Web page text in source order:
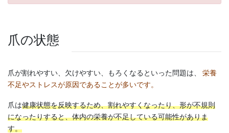
爪の状態
爪が割れやすい、欠けやすい、もろくなるといった問題は、
栄養
不足やストレスが原因であることが多いです。
爪は健康状態を反映するため、割れやすくなったり、形が不規則
になったりすると、体内の栄養が不足している可能性がありま
す。